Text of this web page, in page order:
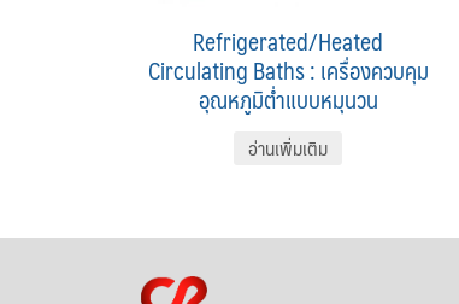
Refrigerated/Heated
Circulating Baths : เครื่องควบคุม
อุณหภูมิต่ำแบบหมุนวน
อ่านเพิ่มเติม